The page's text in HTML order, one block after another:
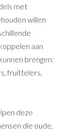
met
willen
aan
brengen:
fruittelers,
deze
die oude,